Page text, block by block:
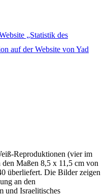
„Statistik des
auf der Website von Yad
Reproduktionen (vier im
Maßen 8,5 x 11,5 cm von
überliefert. Die Bilder zeigen
an den
und Israelitisches